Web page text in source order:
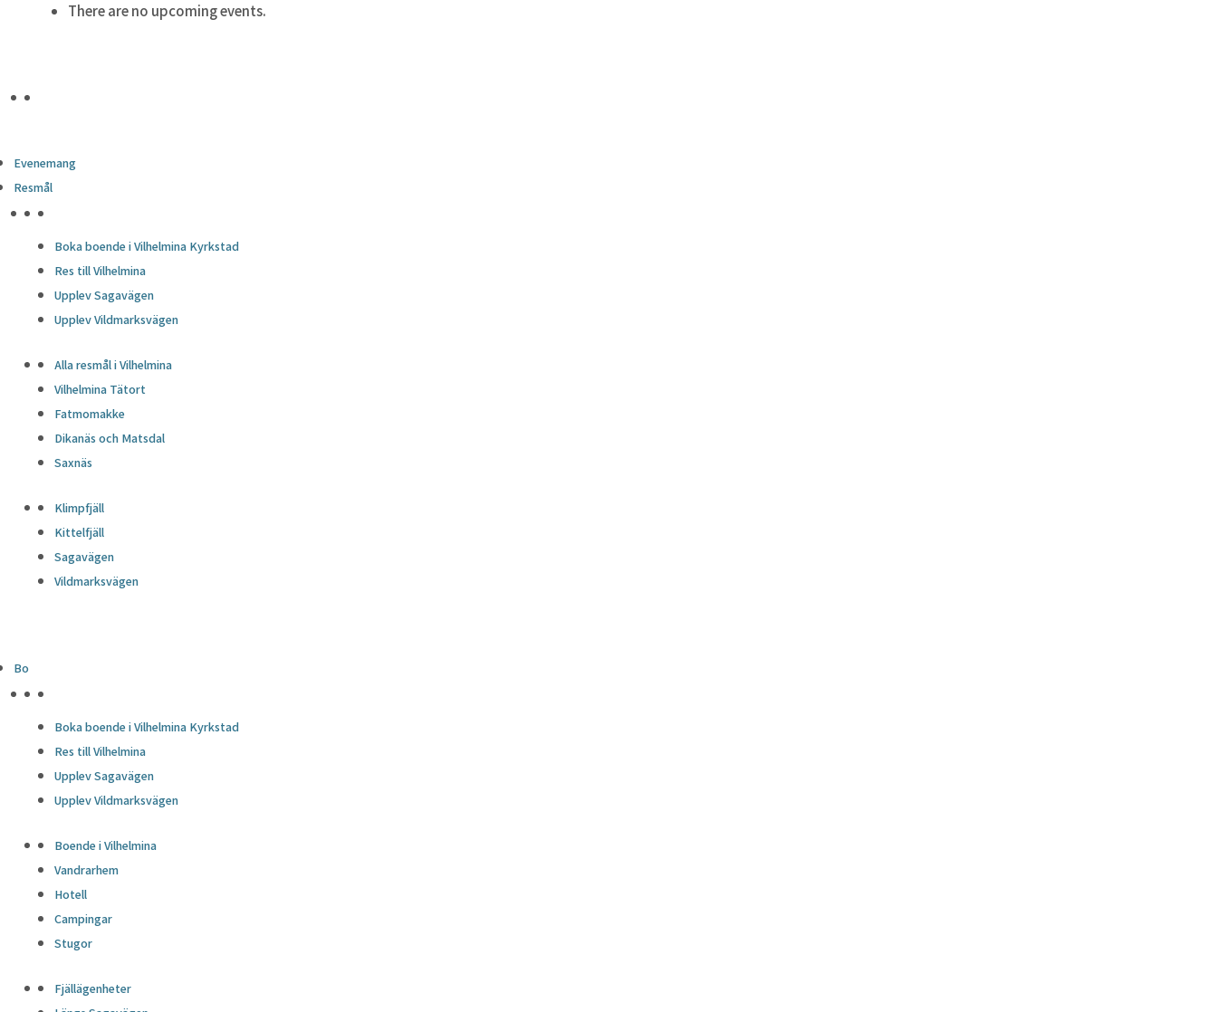
There are no upcoming events.
Evenemang
Resmål
Boka boende i Vilhelmina Kyrkstad
Res till Vilhelmina
Upplev Sagavägen
Upplev Vildmarksvägen
Alla resmål i Vilhelmina
Vilhelmina Tätort
Fatmomakke
Dikanäs och Matsdal
Saxnäs
Klimpfjäll
Kittelfjäll
Sagavägen
Vildmarksvägen
Bo
Boka boende i Vilhelmina Kyrkstad
Res till Vilhelmina
Upplev Sagavägen
Upplev Vildmarksvägen
Boende i Vilhelmina
Vandrarhem
Hotell
Campingar
Stugor
Fjällägenheter